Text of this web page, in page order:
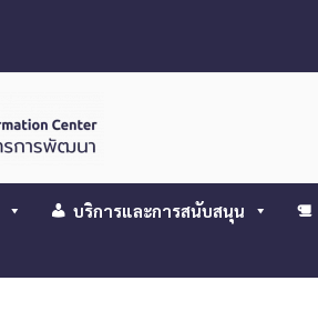
บริการและการสนับสนุน